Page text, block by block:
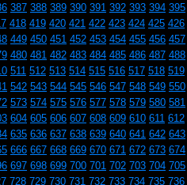
387 388 389 390 391 392 393 394 395
418 419 420 421 422 423 424 425 426
449 450 451 452 453 454 455 456 457
480 481 482 483 484 485 486 487 488
511 512 513 514 515 516 517 518 519
542 543 544 545 546 547 548 549 550
573 574 575 576 577 578 579 580 581
604 605 606 607 608 609 610 611 612
635 636 637 638 639 640 641 642 643
666 667 668 669 670 671 672 673 674
697 698 699 700 701 702 703 704 705
728 729 730 731 732 733 734 735 736